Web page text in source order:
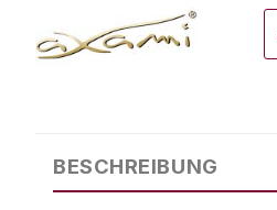
BESCHREIBUNG